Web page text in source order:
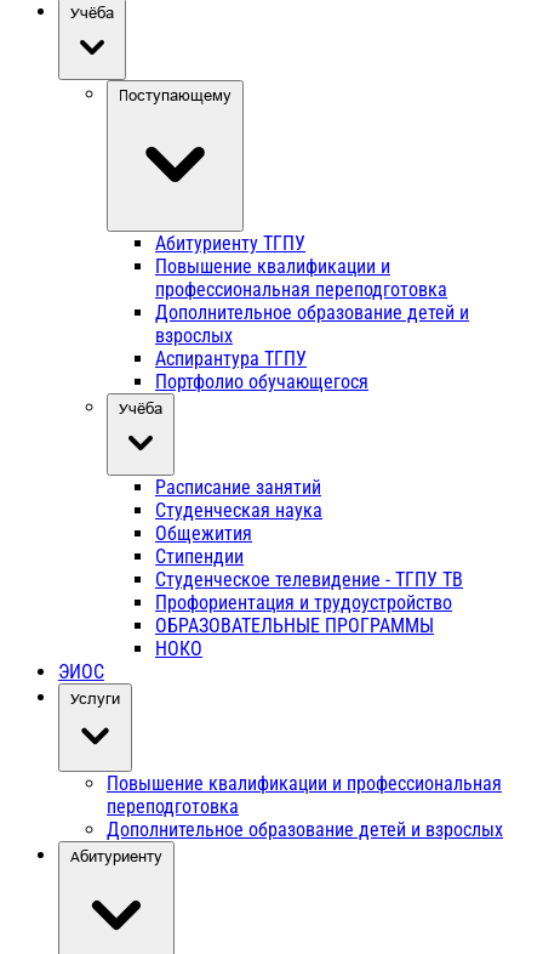
Учёба
Поступающему
Абитуриенту ТГПУ
Повышение квалификации и
профессиональная переподготовка
Дополнительное образование детей и
взрослых
Аспирантура ТГПУ
Портфолио обучающегося
Учёба
Расписание занятий
Студенческая наука
Общежития
Стипендии
Студенческое телевидение - ТГПУ ТВ
Профориентация и трудоустройство
ОБРАЗОВАТЕЛЬНЫЕ ПРОГРАММЫ
НОКО
ЭИОС
Услуги
Повышение квалификации и профессиональная
переподготовка
Дополнительное образование детей и взрослых
Абитуриенту